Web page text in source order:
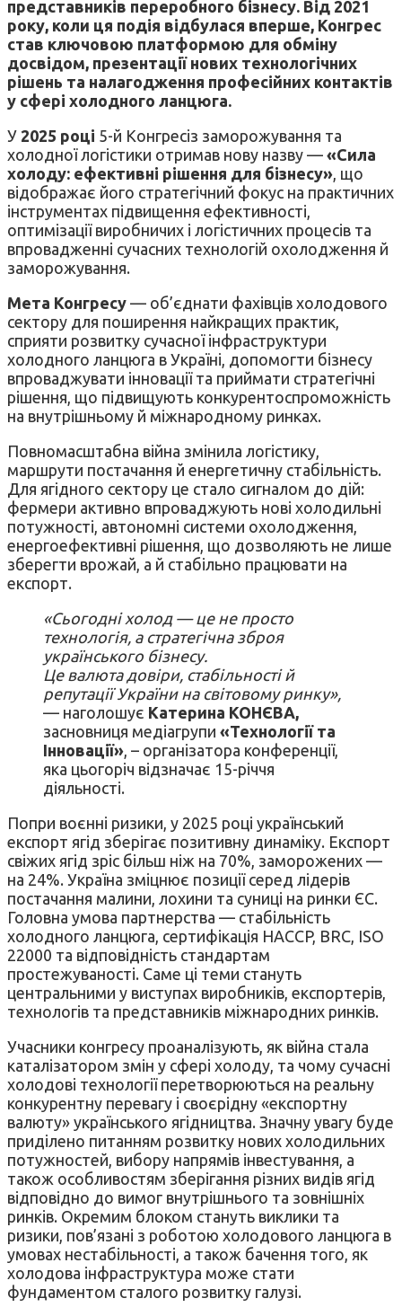
представників переробного бізнесу. Від 2021
року, коли ця подія відбулася вперше, Конгрес
став ключовою платформою для обміну
досвідом, презентації нових технологічних
рішень та налагодження професійних контактів
у сфері холодного ланцюга.
У 2025 році 5-й Конгресіз заморожування та
холодної логістики отримав нову назву — «Сила
холоду: ефективні рішення для бізнесу» , що
відображає його стратегічний фокус на практичних
інструментах підвищення ефективності,
оптимізації виробничих і логістичних процесів та
впровадженні сучасних технологій охолодження й
заморожування.
Мета Конгресу — об’єднати фахівців холодового
сектору для поширення найкращих практик,
сприяти розвитку сучасної інфраструктури
холодного ланцюга в Україні, допомогти бізнесу
впроваджувати інновації та приймати стратегічні
рішення, що підвищують конкурентоспроможність
на внутрішньому й міжнародному ринках.
Повномасштабна війна змінила логістику,
маршрути постачання й енергетичну стабільність.
Для ягідного сектору це стало сигналом до дій:
фермери активно впроваджують нові холодильні
потужності, автономні системи охолодження,
енергоефективні рішення, що дозволяють не лише
зберегти врожай, а й стабільно працювати на
експорт.
«Сьогодні холод — це не просто
технологія, а стратегічна зброя
українського бізнесу.
Це валюта довіри, стабільності й
репутації України на світовому ринку»,
— наголошує Катерина КОНЄВА,
засновниця медіагрупи «Технології та
Інновації» , – організатора конференції,
яка цьогоріч відзначає 15-річчя
діяльності.
Попри воєнні ризики, у 2025 році український
експорт ягід зберігає позитивну динаміку. Експорт
свіжих ягід зріс більш ніж на 70%, заморожених —
на 24%. Україна зміцнює позиції серед лідерів
постачання малини, лохини та суниці на ринки ЄС.
Головна умова партнерства — стабільність
холодного ланцюга, сертифікація HACCP, BRC, ISO
22000 та відповідність стандартам
простежуваності. Саме ці теми стануть
центральними у виступах виробників, експортерів,
технологів та представників міжнародних ринків.
Учасники конгресу проаналізують, як війна стала
каталізатором змін у сфері холоду, та чому сучасні
холодові технології перетворюються на реальну
конкурентну перевагу і своєрідну «експортну
валюту» українського ягідництва. Значну увагу буде
приділено питанням розвитку нових холодильних
потужностей, вибору напрямів інвестування, а
також особливостям зберігання різних видів ягід
відповідно до вимог внутрішнього та зовнішніх
ринків. Окремим блоком стануть виклики та
ризики, пов’язані з роботою холодового ланцюга в
умовах нестабільності, а також бачення того, як
холодова інфраструктура може стати
фундаментом сталого розвитку галузі.